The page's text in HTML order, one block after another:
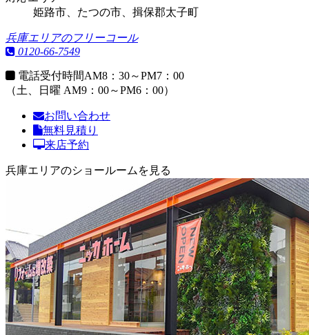
姫路市、たつの市、揖保郡太子町
兵庫エリアのフリーコール
0120-66-7549
電話受付時間AM8：30～PM7：00
（土、日曜 AM9：00～PM6：00）
お問い合わせ
無料見積り
来店予約
兵庫エリアのショールームを見る